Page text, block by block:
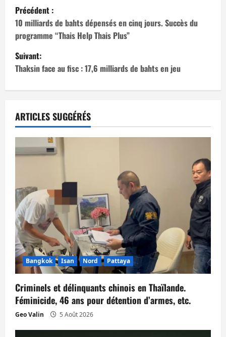
N
a
v
i
g
a
t
i
n
d
’
a
r
t
i
Précédent :
10 milliards de bahts dépensés en cinq jours. Succès du
programme “Thais Help Thais Plus”
Suivant:
Thaksin face au fisc : 17,6 milliards de bahts en jeu
ARTICLES SUGGÉRÉS
Bangkok Isan Nord Pattaya
Criminels et délinquants chinois en Thaïlande.
Féminicide, 46 ans pour détention d’armes, etc.
Geo Valin 5 Août 2026